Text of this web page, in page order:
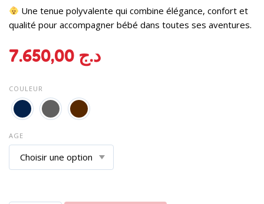
Une tenue polyvalente qui combine élégance, confort et
qualité pour accompagner bébé dans toutes ses aventures.
د.ج
COULEUR
AGE